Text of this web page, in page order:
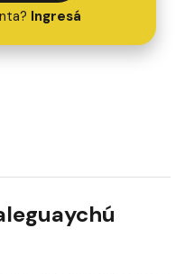
Ingresá